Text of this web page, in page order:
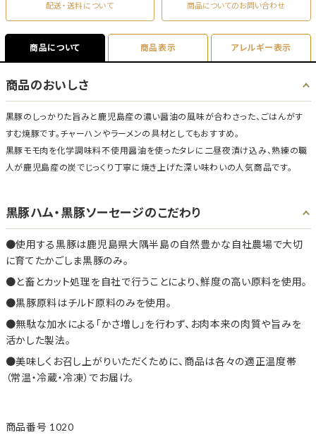
配送・送料について 商品についてのお問い合わせ
商品について 商品表示 アレルギー表示
商品のおいしさ
黒豚のしっかりた旨みと鹿児島産の濃い醤油の風味が合わさった、ごはんがす
すむ焼豚です。チャーハンやラーメンの具材としてもおすすめ。
黒豚モモ肉を化学調味料不使用醤油を使ったタレに二昼夜漬け込み、熟練の職
人が鹿児島産の炭でじっくり丁寧に焼き上げた深い味わいの人気商品です。
黒豚ハム・黒豚ソーセージのこだわり
使用する黒豚は鹿児島県大隅半島の自然豊かな自社農場で大切
に育てたかごしま黒豚のみ。
と畜とカット処理を自社で行うことにより、鮮度の高い原料を使用。
黒豚原料はチルド原料のみを使用。
無駄な加水による「かさ増し」を行わず、お肉本来の肉質や旨みを
活かした製法。
美味しくお召し上がりいただくために、商品は各々の適正温度帯
（常温・冷蔵・冷凍）でお届け。
商品番号 1020